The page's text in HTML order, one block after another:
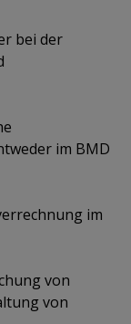
bei der
im BMD
im
von
von